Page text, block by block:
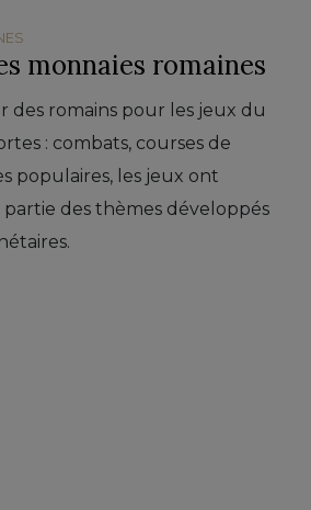
monnaies romaines
des romains pour les jeux du
: combats, courses de
populaires, les jeux ont
des thèmes développés